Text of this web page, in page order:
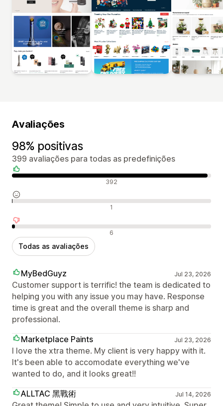
Avaliações
98% positivas
399 avaliações para todas as predefinições
Avaliações positivas 392
Avaliações neutras 1
Avaliações negativas 6
Todas as avaliações
MyBedGuyz Jul 23, 2026
Customer support is terrific! the team is dedicated to
helping you with any issue you may have. Response
time is great and the overall theme is sharp and
professional.
Marketplace Paints
Jul 23, 2026
I love the xtra theme. My client is very happy with it.
It's been able to accomodate everything we've
wanted to do, and it looks great!!
ALLTAC 黑戰術
Jul 14, 2026